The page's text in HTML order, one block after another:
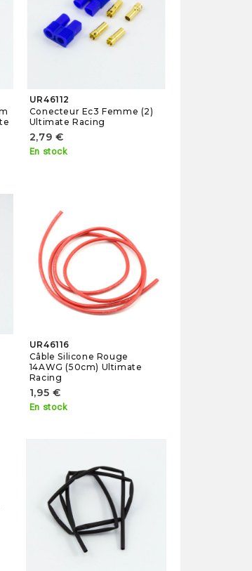
UR46112
Conecteur Ec3 Femme (2)
Ultimate Racing
2,79 €
En stock
UR46116
Câble Silicone Rouge
14AWG (50cm) Ultimate
Racing
1,95 €
En stock